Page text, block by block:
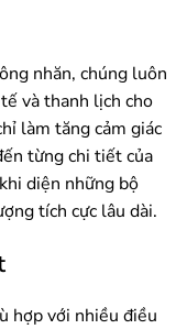
nhăn, chúng luôn
và thanh lịch cho
làm tăng cảm giác
từng chi tiết của
diện những bộ
tích cực lâu dài.
hợp với nhiều điều